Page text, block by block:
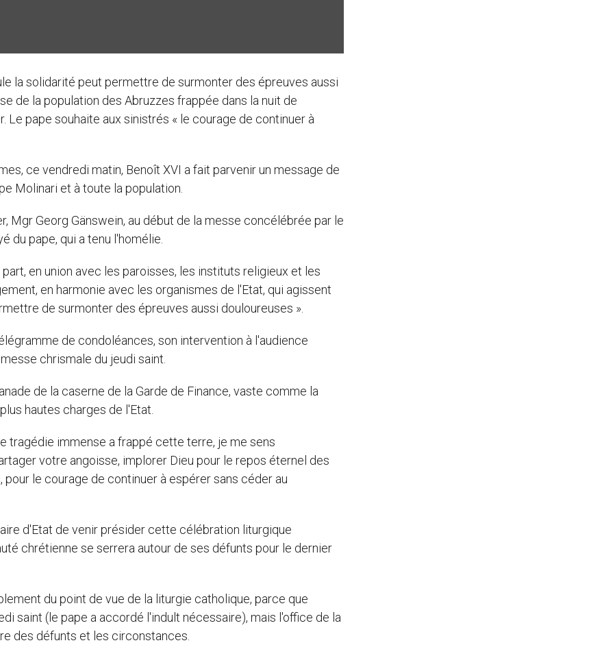
la solidarité peut permettre de surmonter des épreuves aussi
de la population des Abruzzes frappée dans la nuit de
Le pape souhaite aux sinistrés « le courage de continuer à
ce vendredi matin, Benoît XVI a fait parvenir un message de
Molinari et à toute la population.
Mgr Georg Gänswein, au début de la messe concélébrée par le
du pape, qui a tenu l'homélie.
en union avec les paroisses, les instituts religieux et les
en harmonie avec les organismes de l'Etat, qui agissent
de surmonter des épreuves aussi douloureuses ».
de condoléances, son intervention à l'audience
chrismale du jeudi saint.
de la caserne de la Garde de Finance, vaste comme la
hautes charges de l'Etat.
tragédie immense a frappé cette terre, je me sens
votre angoisse, implorer Dieu pour le repos éternel des
le courage de continuer à espérer sans céder au
d'Etat de venir présider cette célébration liturgique
chrétienne se serrera autour de ses défunts pour le dernier
du point de vue de la liturgie catholique, parce que
saint (le pape a accordé l'indult nécessaire), mais l'office de la
des défunts et les circonstances.